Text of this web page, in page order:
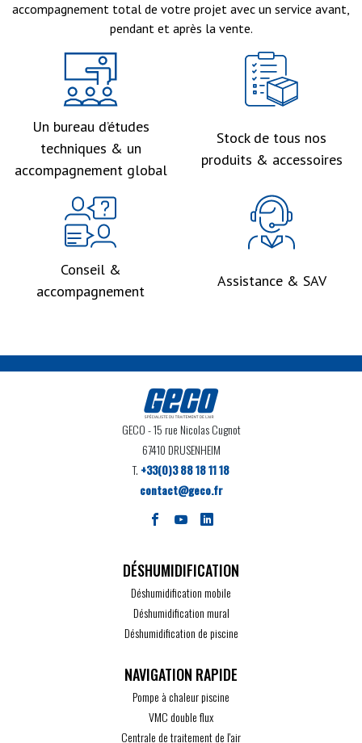
accompagnement total de votre projet avec un service avant,
pendant et après la vente.
Un bureau d’études
techniques & un
accompagnement global
Stock de tous nos
produits & accessoires
Conseil &
accompagnement
Assistance & SAV
GECO- 15 rue Nicolas Cugnot
67410 DRUSENHEIM
T. +33(0)3 88 18 11 18
contact@geco.fr
DÉSHUMIDIFICATION
Déshumidification mobile
Déshumidification mural
Déshumidification de piscine
Pompe à chaleur piscine
VMC double flux
Centrale de traitement de l'air